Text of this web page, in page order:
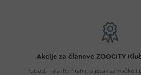
Akcije za članove ZOOCITY
Popusti na suhu hranu, pijesak za mačke i